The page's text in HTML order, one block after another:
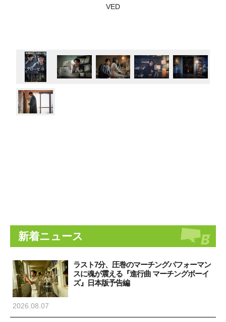
VED
新着ニュース
ラスト7分、圧巻のマーチングパフォーマン
スに魂が震える『進行曲 マーチングボーイ
ズ』日本版予告編
2026.08.07